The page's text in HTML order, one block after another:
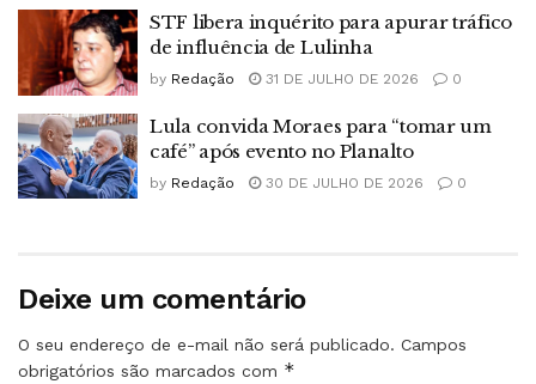
STF libera inquérito para apurar tráfico
de influência de Lulinha
by Redação 31 DE JULHO DE 2026 0
Lula convida Moraes para “tomar um
café” após evento no Planalto
by Redação 30 DE JULHO DE 2026 0
Deixe um comentário
O seu endereço de e-mail não será publicado. Campos
obrigatórios são marcados com *